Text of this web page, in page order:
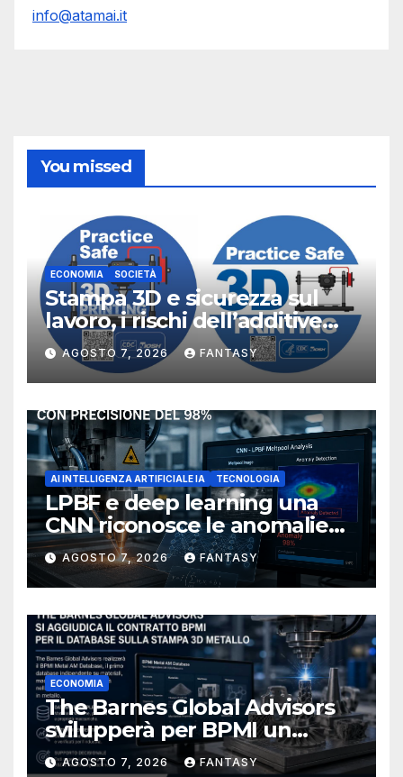
info@atamai.it
You missed
ECONOMIA SOCIETÀ
Stampa 3D e sicurezza sul
lavoro, i rischi dell’additive
manufacturing secondo
NIOSH
AGOSTO 7, 2026 FANTASY
AI INTELLIGENZA ARTIFICIALE IA TECNOLOGIA
LPBF e deep learning una
CNN riconosce le anomalie
del bagno di fusione
AGOSTO 7, 2026 FANTASY
ECONOMIA
The Barnes Global Advisors
svilupperà per BPMI un
database per la stampa 3D
AGOSTO 7, 2026 FANTASY